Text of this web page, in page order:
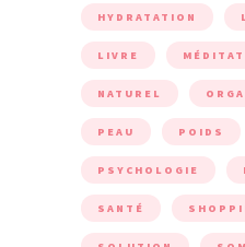
HYDRATATION
LIVRE
NATUREL
PEAU POIDS
PSYCHOLOGIE
SANTÉ